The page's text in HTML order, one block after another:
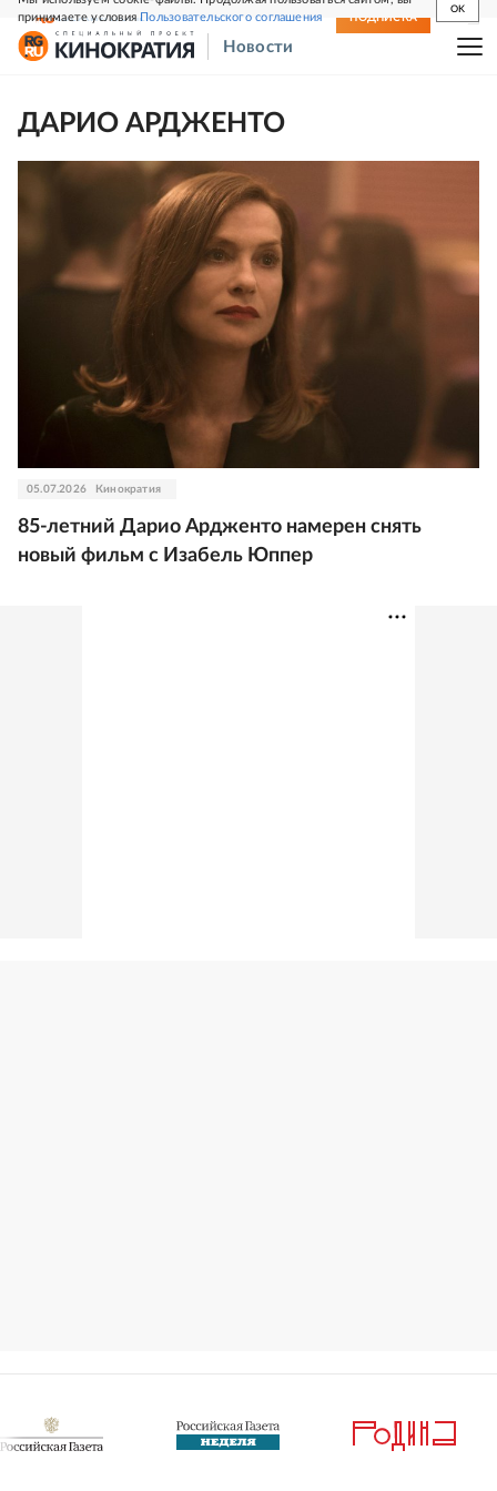
принимаете условияПользовательского соглашения
OK
СВЕЖИЙ НОМЕР ПОДПИСКА
Новости
ДАРИО АРДЖЕНТО
05.07.2026 Кинократия
85-летний Дарио Ардженто намерен снять
новый фильм с Изабель Юппер